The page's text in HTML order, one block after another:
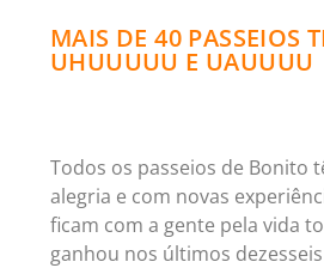
MAIS DE 40 PASSEIOS
UHUUUUU E UAUUUU
Todos os passeios de Bonito
alegria e com novas
ficam com a gente pela vida
ganhou nos últimos